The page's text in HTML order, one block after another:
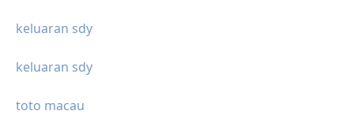
keluaran sdy
keluaran sdy
toto macau